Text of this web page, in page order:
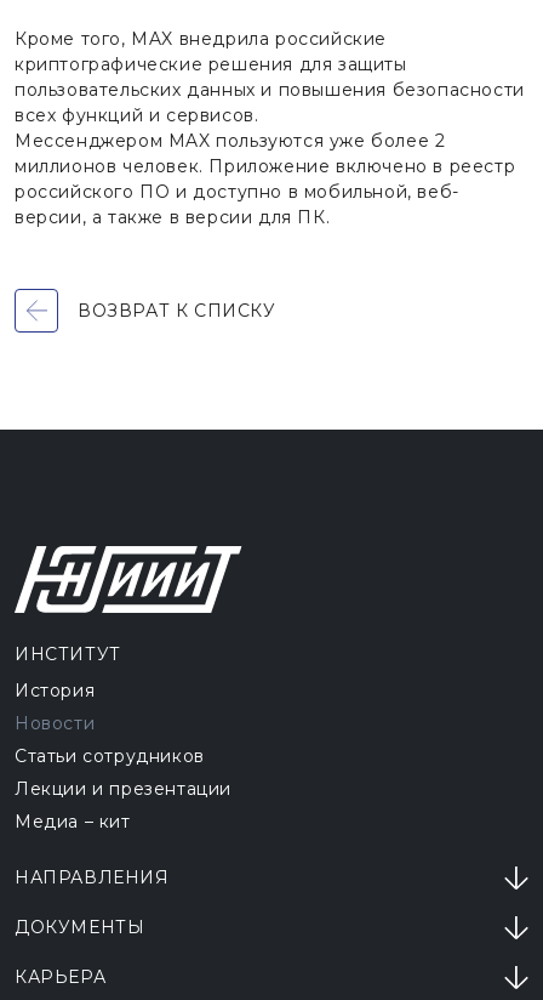
Кроме того, MAX внедрила российские
криптографические решения для защиты
пользовательских данных и повышения безопасности
всех функций и сервисов.
Мессенджером MAX пользуются уже более 2
миллионов человек. Приложение включено в реестр
российского ПО и доступно в мобильной, веб-
версии, а также в версии для ПК.
ВОЗВРАТ К СПИСКУ
ИНСТИТУТ
История
Новости
Статьи сотрудников
Лекции и презентации
Медиа – кит
НАПРАВЛЕНИЯ
ДОКУМЕНТЫ
КАРЬЕРА